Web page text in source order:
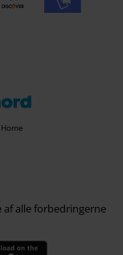
af alle forbedringerne